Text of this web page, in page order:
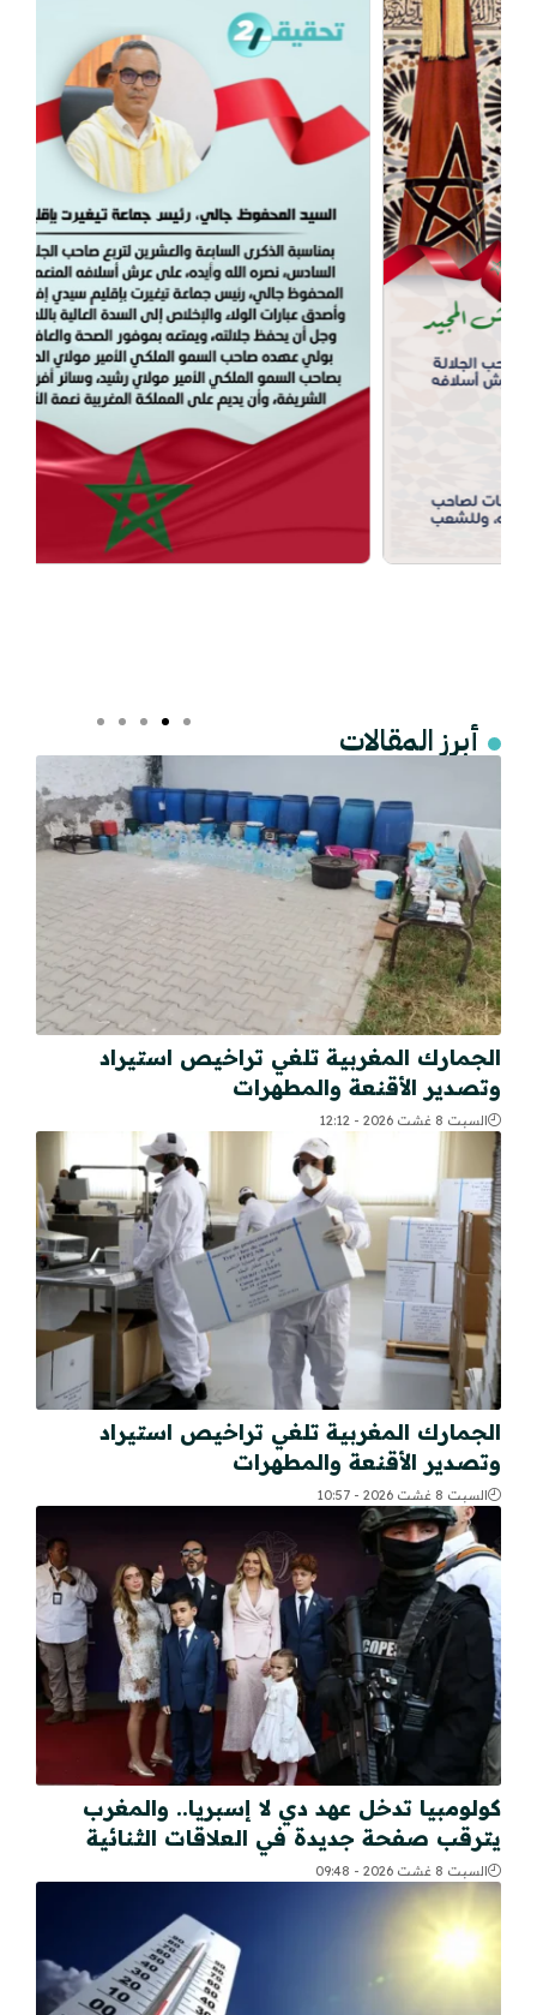
أبرز المقالات
الجمارك المغربية تلغي تراخيص استيراد
وتصدير الأقنعة والمطهرات
السبت 8 غشت 2026 - 12:12
الجمارك المغربية تلغي تراخيص استيراد
وتصدير الأقنعة والمطهرات
السبت 8 غشت 2026 - 10:57
كولومبيا تدخل عهد دي لا إسبريا.. والمغرب
يترقب صفحة جديدة في العلاقات الثنائية
السبت 8 غشت 2026 - 09:48